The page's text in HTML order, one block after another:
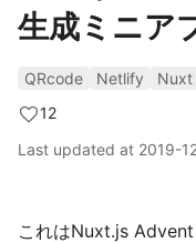
生成ミニア
QRcode Netlify
Nuxt
12
Last updated at 2019-
これはNuxt.js